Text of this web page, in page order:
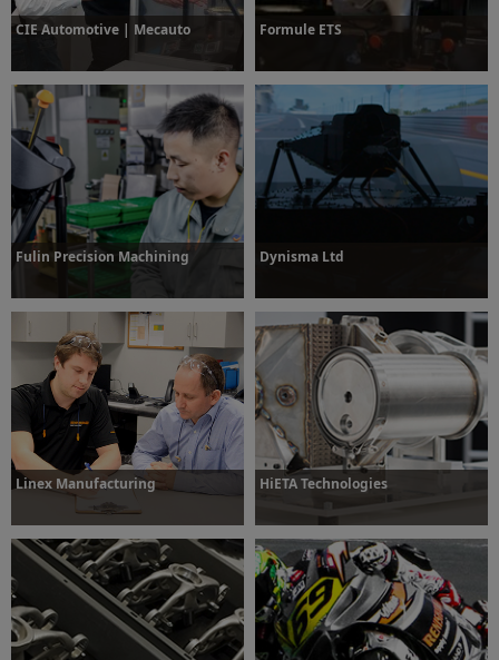
CIE Automotive | Mecauto
Dowiedz się więcej
Formule ETS
Dowiedz się więcej
Fulin Precision Machining
Dowiedz się więcej
Dynisma Ltd
Dowiedz się więcej
Linex Manufacturing
Dowiedz się więcej
HiETA Technologies
Dowiedz się więcej